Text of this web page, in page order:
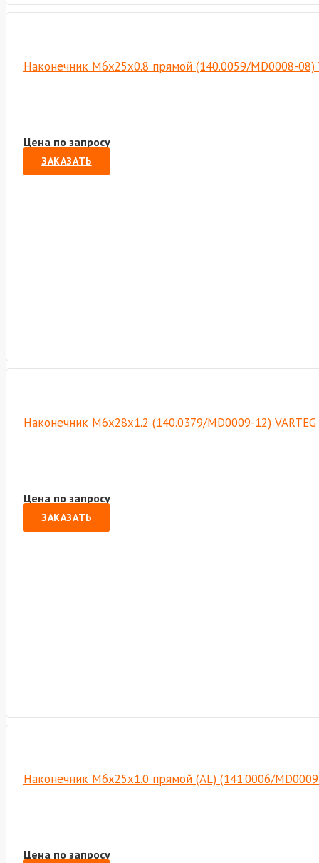
Наконечник М6х25х0.8 прямой (140.0059/MD0008-08)
Цена по запросу
ЗАКАЗАТЬ
Наконечник M6х28х1.2 (140.0379/MD0009-12) VARTEG
Цена по запросу
ЗАКАЗАТЬ
Наконечник М6х25х1.0 прямой (AL) (141.0006/
Цена по запросу